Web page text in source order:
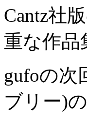
Cantz社
重な作品
gufoの次
ブリー)